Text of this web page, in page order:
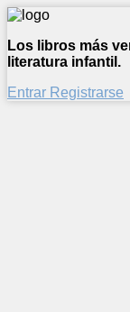
Los libros más
literatura infantil.
Entrar Registrarse